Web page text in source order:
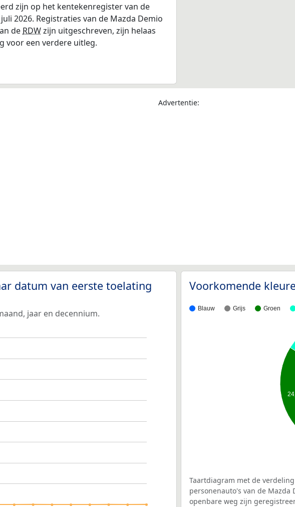
zijn op het kentekenregister van de
2026. Registraties van de Mazda Demio
de RDWzijn uitgeschreven, zijn helaas
voor een verdere uitleg.
Advertentie:
datum van eerste toelating
jaar en decennium.
Voorkomende
Blauw Grijs Groen
Taartdiagram met de
personenauto's van de
openbare weg zijn